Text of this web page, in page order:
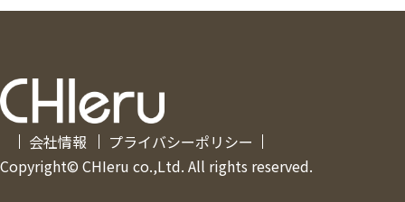
会社情報
プライバシーポリシー
Copyright© CHIeru co.,Ltd. All rights reserved.